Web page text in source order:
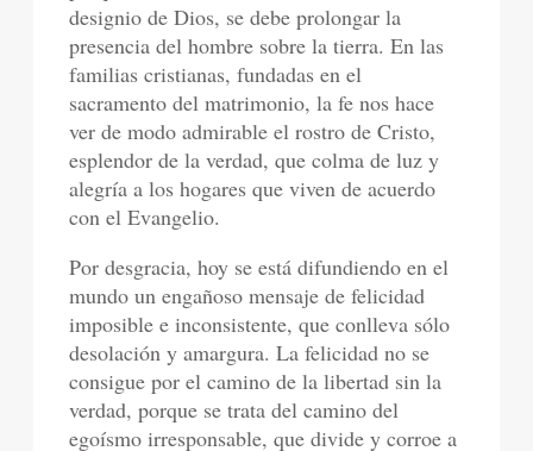
designio de Dios, se debe prolongar la
presencia del hombre sobre la tierra. En las
familias cristianas, fundadas en el
sacramento del matrimonio, la fe nos hace
ver de modo admirable el rostro de Cristo,
esplendor de la verdad, que colma de luz y
alegría a los hogares que viven de acuerdo
con el Evangelio.
Por desgracia, hoy se está difundiendo en el
mundo un engañoso mensaje de felicidad
imposible e inconsistente, que conlleva sólo
desolación y amargura. La felicidad no se
consigue por el camino de la libertad sin la
verdad, porque se trata del camino del
egoísmo irresponsable, que divide y corroe a